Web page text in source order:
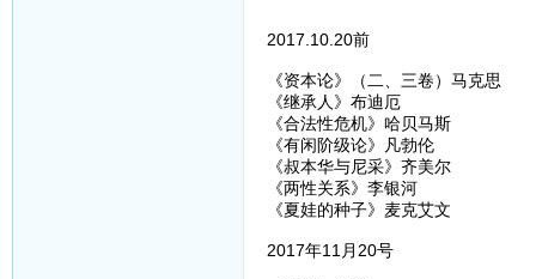
2017.10.20前
《资本论》（二、三卷）马克思
《继承人》布迪厄
《合法性危机》哈贝马斯
《有闲阶级论》凡勃伦
《叔本华与尼采》齐美尔
《两性关系》李银河
《夏娃的种子》麦克艾文
2017年11月20号